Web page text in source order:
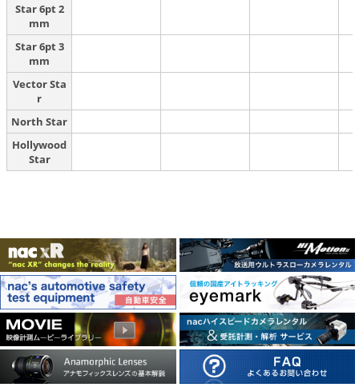
Star 6pt 2
mm
Star 6pt 3
mm
Vector Sta
r
North Star
Hollywood
Star